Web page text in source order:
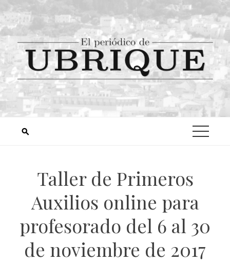
Taller de Primeros
Auxilios online para
profesorado del 6 al 30
de noviembre de 2017